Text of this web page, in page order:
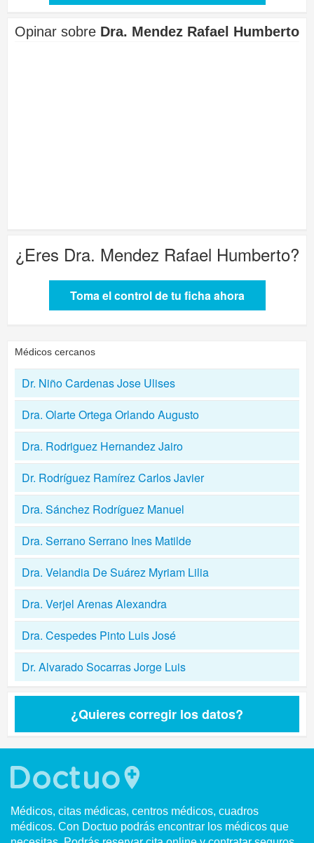
Opinar sobre Dra. Mendez Rafael Humberto
¿Eres Dra. Mendez Rafael Humberto?
Toma el control de tu ficha ahora
Médicos cercanos
Dr. Niño Cardenas Jose Ulises
Dra. Olarte Ortega Orlando Augusto
Dra. Rodriguez Hernandez Jairo
Dr. Rodríguez Ramírez Carlos Javier
Dra. Sánchez Rodríguez Manuel
Dra. Serrano Serrano Ines Matilde
Dra. Velandia De Suárez Myriam Lilia
Dra. Verjel Arenas Alexandra
Dra. Cespedes Pinto Luis José
Dr. Alvarado Socarras Jorge Luis
¿Quieres corregir los datos?
Médicos, citas médicas, centros médicos, cuadros
médicos. Con Doctuo podrás encontrar los médicos que